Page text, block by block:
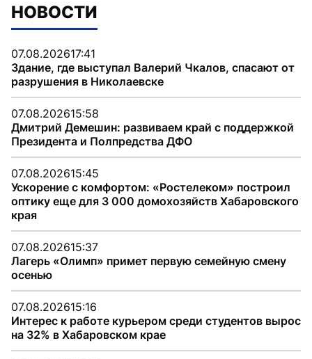
НОВОСТИ
07.08.202617:41
Здание, где выступал Валерий Чкалов, спасают от
разрушения в Николаевске
07.08.202615:58
Дмитрий Демешин: развиваем край с поддержкой
Президента и Полпредства ДФО
07.08.202615:45
Ускорение с комфортом: «Ростелеком» построил
оптику еще для 3 000 домохозяйств Хабаровского
края
07.08.202615:37
Лагерь «Олимп» примет первую семейную смену
осенью
07.08.202615:16
Интерес к работе курьером среди студентов вырос
на 32% в Хабаровском крае